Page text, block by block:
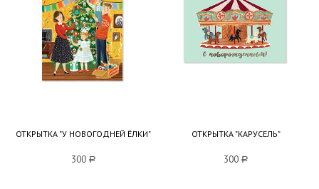
ОТКРЫТКА "У НОВОГОДНЕЙ ЁЛКИ"
300 a
ОТКРЫТКА "КАРУСЕЛЬ"
300 a